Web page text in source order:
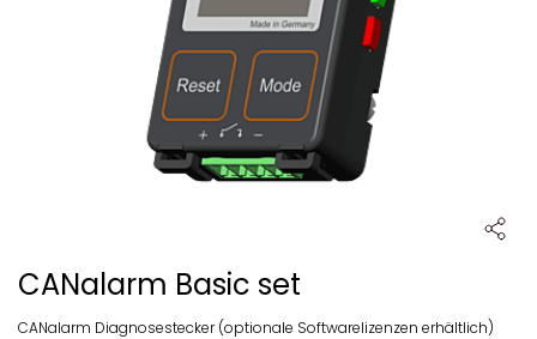
CANalarm Basic set
CANalarm Diagnosestecker (optionale Softwarelizenzen erhältlich)